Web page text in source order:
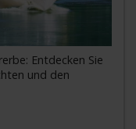
Entdecken Sie
und den